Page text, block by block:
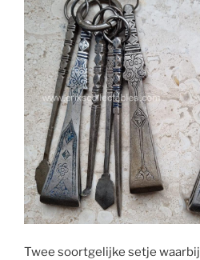
Twee soortgelijke setje